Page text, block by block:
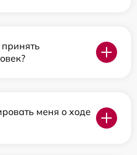
меня о ходе